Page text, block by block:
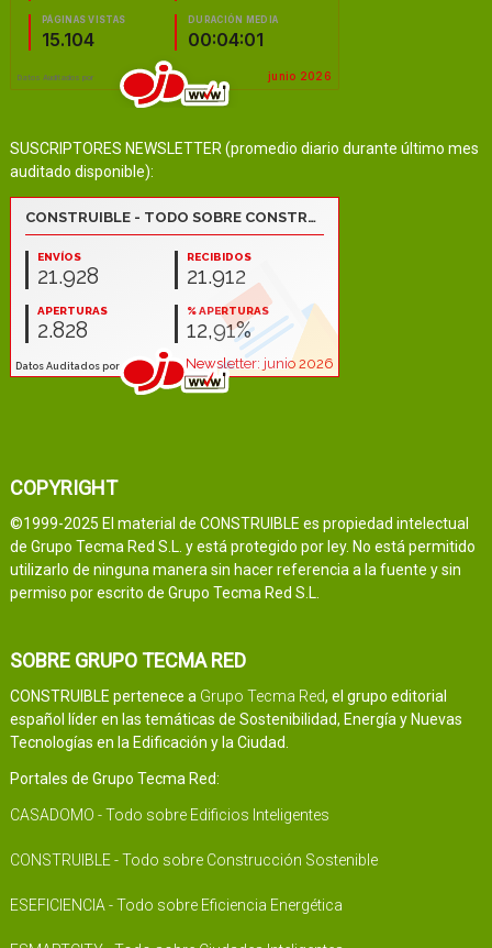
SUSCRIPTORES NEWSLETTER (promedio diario durante último mes
auditado disponible):
COPYRIGHT
©1999-2025 El material de CONSTRUIBLE es propiedad intelectual
de Grupo Tecma Red S.L. y está protegido por ley. No está permitido
utilizarlo de ninguna manera sin hacer referencia a la fuente y sin
permiso por escrito de Grupo Tecma Red S.L.
SOBRE GRUPO TECMA RED
CONSTRUIBLE pertenece a Grupo Tecma Red, el grupo editorial
español líder en las temáticas de Sostenibilidad, Energía y Nuevas
Tecnologías en la Edificación y la Ciudad.
Portales de Grupo Tecma Red:
CASADOMO - Todo sobre Edificios Inteligentes
CONSTRUIBLE - Todo sobre Construcción Sostenible
ESEFICIENCIA - Todo sobre Eficiencia Energética